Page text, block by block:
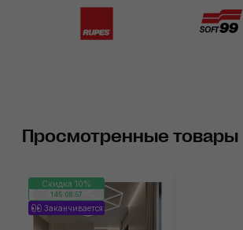
Просмотренные товары
Скидка 10%
145:08:57
Заканчивается